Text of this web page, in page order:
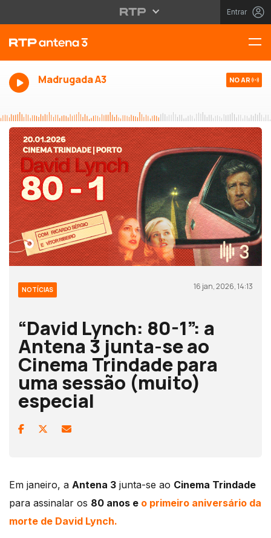
Entrar
Madrugada A3 NO AR
NOTÍCIAS 16 jan, 2026, 14:13
“David Lynch: 80-1”: a
Antena 3 junta-se ao
Cinema Trindade para
uma sessão (muito)
especial
Em janeiro, a Antena 3 junta-se ao Cinema Trindade
para assinalar os 80 anos e o primeiro aniversário da
morte de David Lynch.